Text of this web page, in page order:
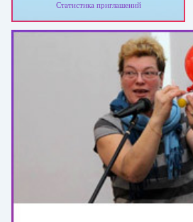
Статистика приглашений